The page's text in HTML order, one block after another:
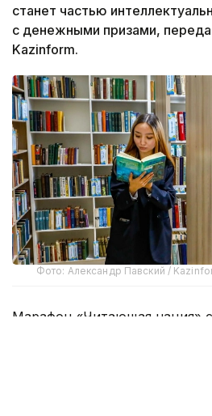
станет частью
с денежными призами,
Kazinform.
Фото: Александр Павский /
Марафон «Читающая нация»